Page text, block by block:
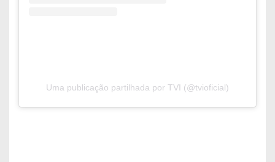
Uma publicação partilhada por TVI (@tvioficial)